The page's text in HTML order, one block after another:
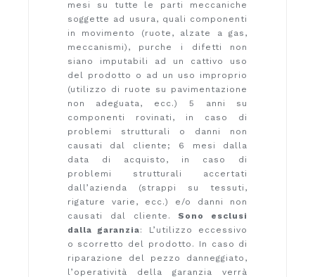
mesi su tutte le parti meccaniche
soggette ad usura, quali componenti
in movimento (ruote, alzate a gas,
meccanismi), purche i difetti non
siano imputabili ad un cattivo uso
del prodotto o ad un uso improprio
(utilizzo di ruote su pavimentazione
non adeguata, ecc.) 5 anni su
componenti rovinati, in caso di
problemi strutturali o danni non
causati dal cliente; 6 mesi dalla
data di acquisto, in caso di
problemi strutturali accertati
dall’azienda (strappi su tessuti,
rigature varie, ecc.) e/o danni non
causati dal cliente. Sono esclusi
dalla garanzia: L’utilizzo eccessivo
o scorretto del prodotto. In caso di
riparazione del pezzo danneggiato,
l’operatività della garanzia verrà